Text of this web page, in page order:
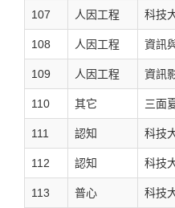
107 人因工程 科技
108 人因工程 資訊
109 人因工程 資訊
110 其它 三面
111 認知 科技
112 認知 科技
113 普心 科技